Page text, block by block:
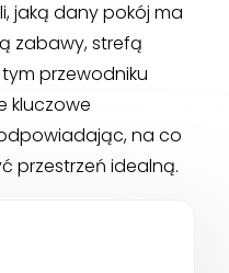
jaką dany pokój ma
zabawy, strefą
przewodniku
kluczowe
na co
przestrzeń idealną.